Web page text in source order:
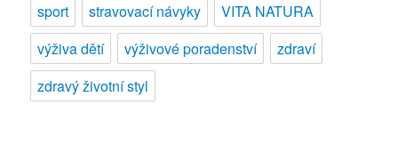
sport
stravovací návyky
VITA NATURA
výživa dětí
výživové poradenství
zdraví
zdravý životní styl